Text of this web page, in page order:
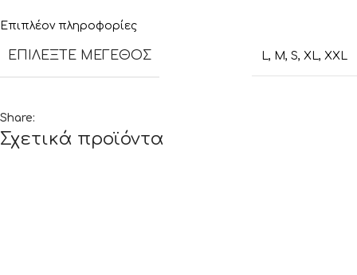
Επιπλέον πληροφορίες
ΕΠΙΛΈΞΤΕ ΜΈΓΕΘΟΣ L, M, S, XL, XXL
Share:
Σχετικά προϊόντα